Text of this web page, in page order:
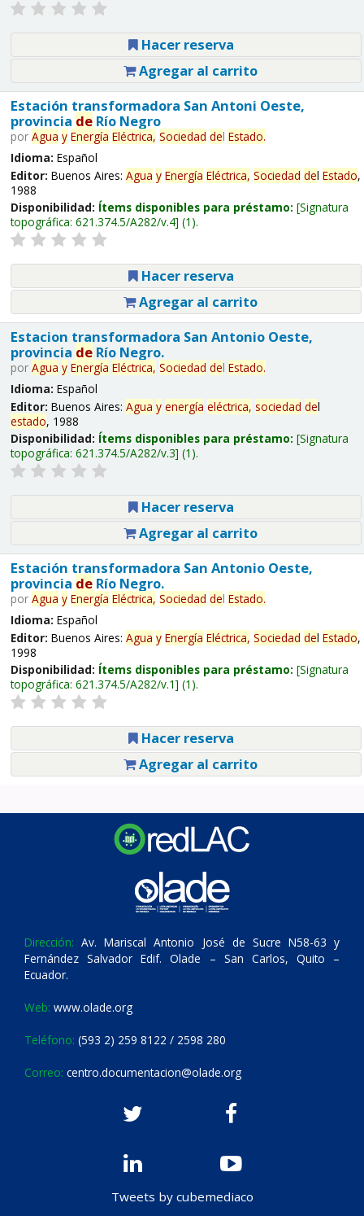
Hacer reserva
Agregar al carrito
Estación transformadora San Antoni Oeste,
provincia deRío Negro
por Agua y Energía Eléctrica, Sociedad del Estado.
Idioma: Español
Editor: Buenos Aires: Agua y Energía Eléctrica, Sociedad del Estado,
1988
Disponibilidad: Ítems disponibles para préstamo: Signatura
topográfica: 621.374.5/A282/v.4 (1).
Hacer reserva
Agregar al carrito
Estacion transformadora San Antonio Oeste,
provincia deRío Negro.
por Agua y Energía Eléctrica, Sociedad del Estado.
Idioma: Español
Editor: Buenos Aires: Agua y energía eléctrica, sociedad del
estado, 1988
Disponibilidad: Ítems disponibles para préstamo: Signatura
topográfica: 621.374.5/A282/v.3 (1).
Hacer reserva
Agregar al carrito
Estación transformadora San Antonio Oeste,
provincia deRío Negro.
por Agua y Energía Eléctrica, Sociedad del Estado.
Idioma: Español
Editor: Buenos Aires: Agua y Energía Eléctrica, Sociedad del Estado,
1998
Disponibilidad: Ítems disponibles para préstamo: Signatura
topográfica: 621.374.5/A282/v.1 (1).
Hacer reserva
Agregar al carrito
Dirección: Av. Mariscal Antonio José de Sucre N58-63 y
Fernández Salvador Edif. Olade – San Carlos, Quito –
Ecuador.
Web: www.olade.org
Teléfono: (593 2) 259 8122 / 2598 280
Correo: centro.documentacion@olade.org
Tweets by cubemediaco